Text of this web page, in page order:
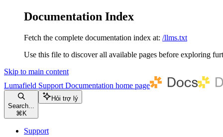
Documentation Index
Fetch the complete documentation index at: /llms.txt
Use this file to discover all available pages before exploring
Skip to main content
Lumafield Support Documentation home page
Search...
⌘ K
Hỏi trợ lý
Support